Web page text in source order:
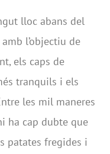
lloc abans del
l’objectiu de
els caps de
tranquils i els
les mil maneres
ha cap dubte que
patates fregides i